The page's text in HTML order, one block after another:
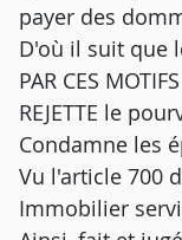
payer des
D'où il suit que
PAR CES
REJETTE le
Condamne les
Vu l'article 700
Immobilier